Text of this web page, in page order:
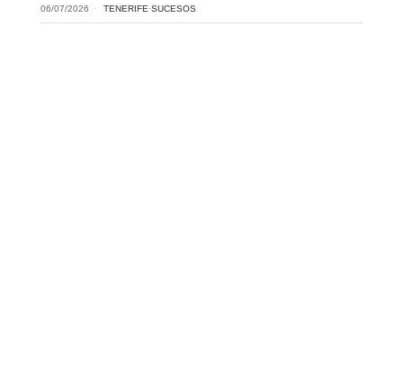
06/07/2026 TENERIFE·SUCESOS